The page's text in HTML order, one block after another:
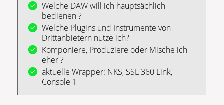
Welche DAW will ich hauptsächlich
bedienen ?
Welche Plugins und Instrumente von
Drittanbietern nutze ich?
Komponiere, Produziere oder Mische ich
eher ?
aktuelle Wrapper: NKS, SSL 360 Link,
Console 1